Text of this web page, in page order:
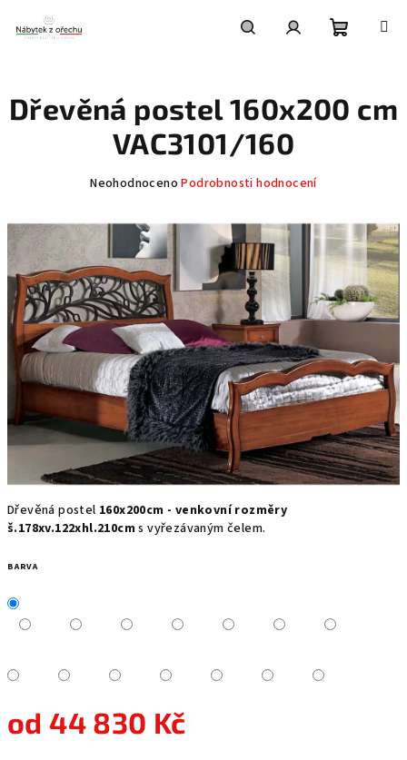
obsah
košík
Dřevěná postel 160x200cm - venkovní rozměry
š.178xv.122xhl.210cm s vyřezávaným čelem.
BARVA
od44 830 Kč
Dřevěná postel 160x200 cm
VAC3101/160
Průměrné
produktu
je
z
5
hvězdiček.
Neohodnoceno Podrobnosti hodnocení